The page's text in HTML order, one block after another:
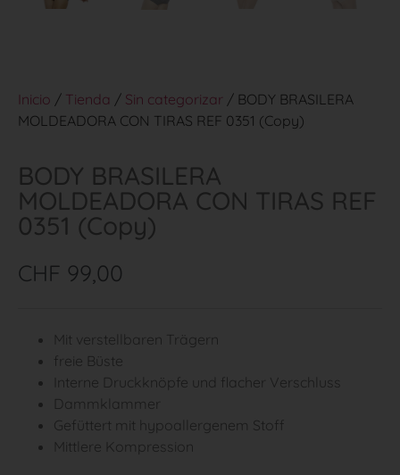
Inicio / Tienda / Sin categorizar / BODY BRASILERA
MOLDEADORA CON TIRAS REF 0351 (Copy)
BODY BRASILERA
MOLDEADORA CON TIRAS REF
0351 (Copy)
CHF 99,00
Mit verstellbaren Trägern
freie Büste
Interne Druckknöpfe und flacher Verschluss
Dammklammer
Gefüttert mit hypoallergenem Stoff
Mittlere Kompression